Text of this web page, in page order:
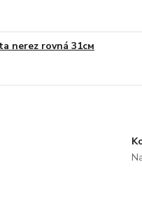
nerez rovná 31см